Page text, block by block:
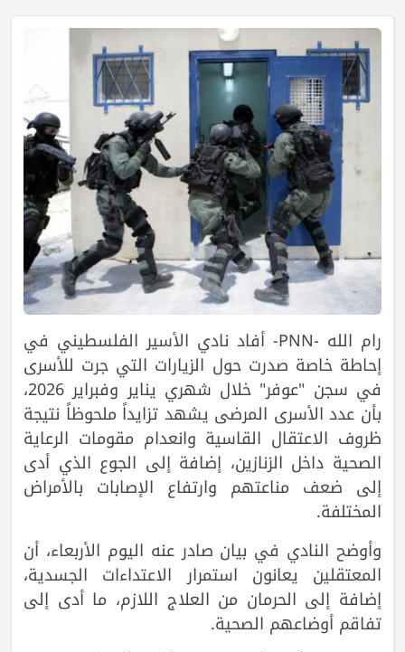
رام الله -PNN- أفاد نادي الأسير الفلسطيني في
إحاطة خاصة صدرت حول الزيارات التي جرت للأسرى
في سجن "عوفر" خلال شهري يناير وفبراير 2026،
بأن عدد الأسرى المرضى يشهد تزايداً ملحوظاً نتيجة
ظروف الاعتقال القاسية وانعدام مقومات الرعاية
الصحية داخل الزنازين، إضافة إلى الجوع الذي أدى
إلى ضعف مناعتهم وارتفاع الإصابات بالأمراض
المختلفة.
وأوضح النادي في بيان صادر عنه اليوم الأربعاء، أن
المعتقلين يعانون استمرار الاعتداءات الجسدية،
إضافة إلى الحرمان من العلاج اللازم، ما أدى إلى
تفاقم أوضاعهم الصحية.